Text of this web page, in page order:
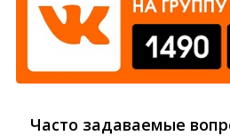
Часто задаваемые